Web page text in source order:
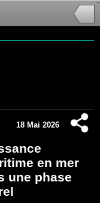
18 Mai 2026
en mer
une phase